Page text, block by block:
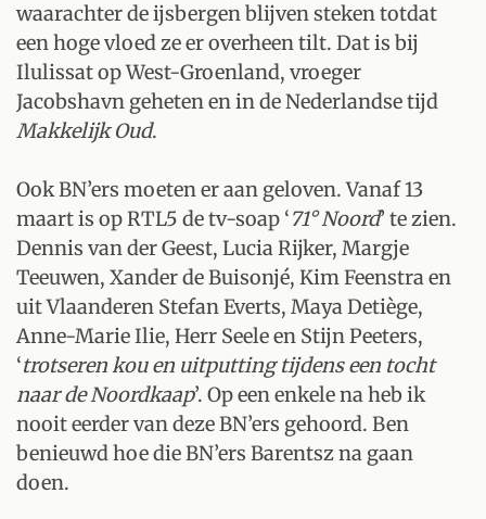
waarachter de ijsbergen blijven steken totdat
een hoge vloed ze er overheen tilt. Dat is bij
Ilulissat op West-Groenland, vroeger
Jacobshavn geheten en in de Nederlandse tijd
Makkelijk Oud.
Ook BN’ers moeten er aan geloven. Vanaf 13
maart is op RTL5 de tv-soap ‘71° Noord’ te zien.
Dennis van der Geest, Lucia Rijker, Margje
Teeuwen, Xander de Buisonjé, Kim Feenstra en
uit Vlaanderen Stefan Everts, Maya Detiège,
Anne-Marie Ilie, Herr Seele en Stijn Peeters,
‘trotseren kou en uitputting tijdens een tocht
naar de Noordkaap’. Op een enkele na heb ik
nooit eerder van deze BN’ers gehoord. Ben
benieuwd hoe die BN’ers Barentsz na gaan
doen.